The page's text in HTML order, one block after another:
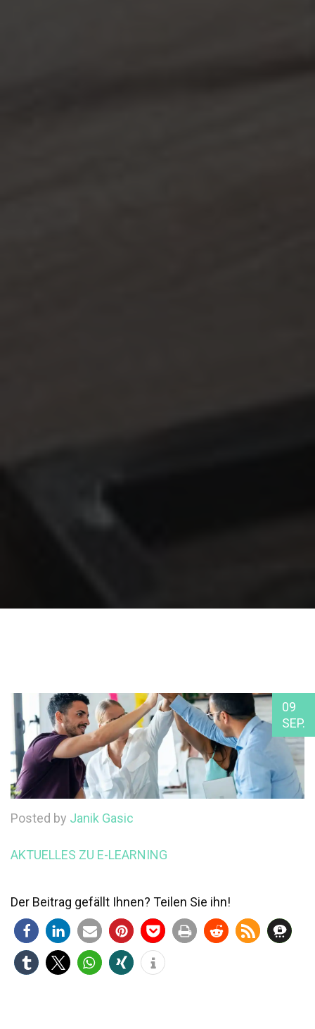
09
SEP.
Posted by Janik Gasic
AKTUELLES ZU E-LEARNING
Der Beitrag gefällt Ihnen? Teilen Sie ihn!